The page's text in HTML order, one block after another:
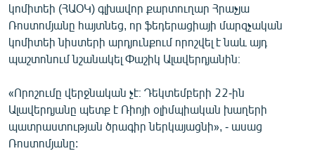
English
Русский
կոմիտեի (ՀԱՕԿ) գլխավոր քարտուղար Հրաչյա
Ռոստոմյանը հայտնեց, որ ֆեդերացիայի մարզչական
կոմիտեի նիստերի արդյունքում որոշվել է նաև այդ
պաշտոնում նշանակել Փաշիկ Ալավերդյանին։
«Որոշումը վերջնական չէ։ Դեկտեմբերի 22-ին
Ալավերդյանը պետք է Ռիոյի օլիմպիական խաղերի
պատրաստության ծրագիր ներկայացնի», - ասաց
Ռոստոմյանը: